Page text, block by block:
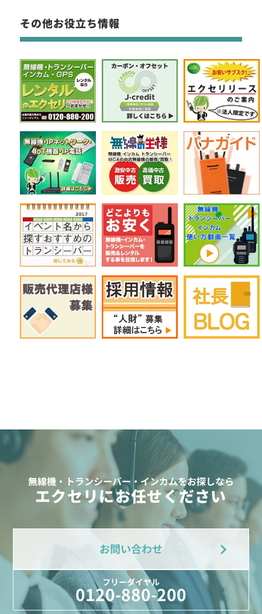
その他お役立ち情報
無線機・トランシーバー・インカムをお探しなら
エクセリにお任せください
お問い合わせ
フリーダイヤル
0120-880-200